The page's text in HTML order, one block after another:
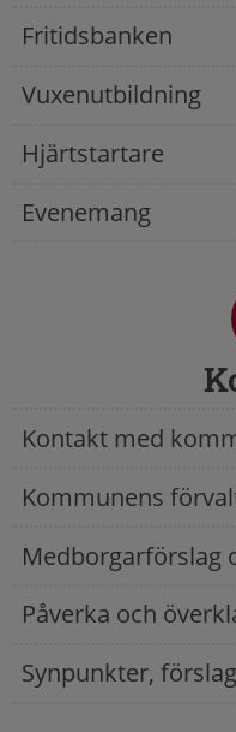
Fritidsbanken
Vuxenutbildning
Hjärtstartare
Evenemang
Kontakt med
Kommunens
Medborgarförslag
Påverka och
Synpunkter,